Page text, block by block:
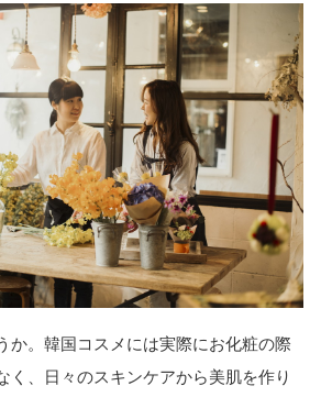
か。韓国コスメには実際にお化粧の際
く、日々のスキンケアから美肌を作り